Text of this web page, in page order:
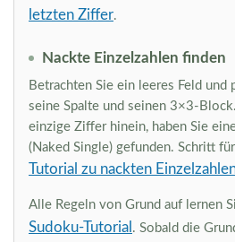
letzten Ziffer.
Nackte Einzelzahlen finden
Betrachten Sie ein leeres Feld und
seine Spalte und seinen 3×3-
einzige Ziffer hinein, haben Sie
(Naked Single) gefunden. Schritt
Tutorial zu nackten
Alle Regeln von Grund auf lernen
Sudoku-Tutorial . Sobald die